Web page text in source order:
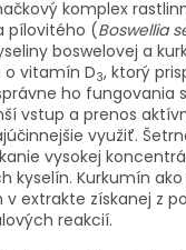
komplex
pílovitého (Boswellia
boswelovej a
vitamín D3, ktorý
ho fungovania
vstup a prenos
využiť.
vysokej
kyselín. Kurkumín
extrakte získanej z
reakcií.